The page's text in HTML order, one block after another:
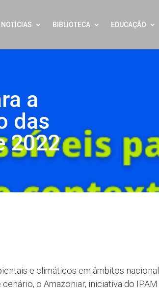
NOTÍCIAS BIBLIOTECA EDUCAÇÃO
a
das
2022
e climáticos em âmbitos
o Amazoniar, iniciativa do